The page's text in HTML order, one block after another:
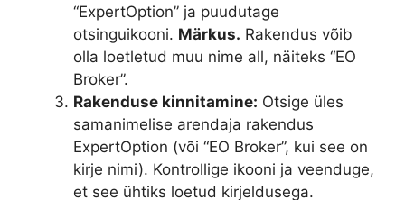
“ExpertOption” ja puudutage
otsinguikooni. Märkus. Rakendus võib
olla loetletud muu nime all, näiteks “EO
Broker”.
Rakenduse kinnitamine: Otsige üles
samanimelise arendaja rakendus
ExpertOption (või “EO Broker”, kui see on
kirje nimi). Kontrollige ikooni ja veenduge,
et see ühtiks loetud kirjeldusega.